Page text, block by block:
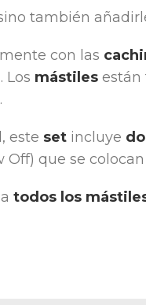
también
con las
Los mástiles están
.
este set incluye
que se
todos los